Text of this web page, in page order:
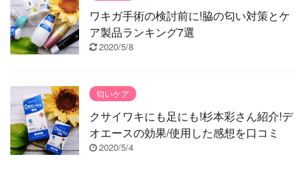
ワキガ手術の検討前に!脇の匂い対策とケ
ア製品ランキング7選
2020/5/8
匂いケア
クサイワキにも足にも!杉本彩さん紹介!デ
オエースの効果/使用した感想を口コミ
2020/5/4